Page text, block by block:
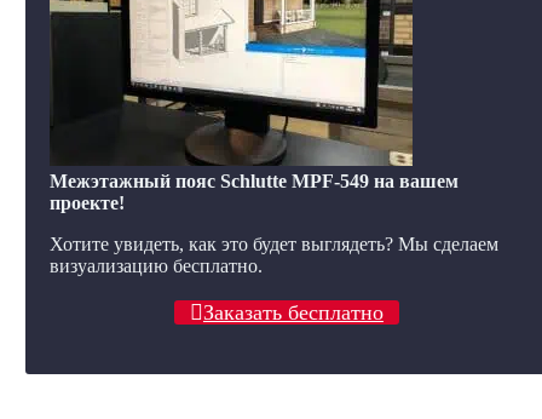
Межэтажный пояс Schlutte MPF-549 на вашем
проекте!
Хотите увидеть, как это будет выглядеть? Мы сделаем
визуализацию бесплатно.
Заказать бесплатно